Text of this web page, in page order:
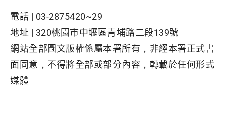
電話 | 03-2875420~29
地址 | 320桃園市中壢區青埔路二段139號
網站全部圖文版權係屬本署所有，非經本署正式書
面同意，不得將全部或部分內容，轉載於任何形式
媒體